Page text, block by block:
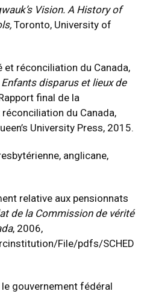
Vision. A History of
, Toronto, University of
réconciliation du Canada,
disparus et lieux de
final de la
du Canada,
University Press, 2015.
anglicane,
relative aux pensionnats
de la Commission de vérité
, 2006,
File/pdfs/SCHED
gouvernement fédéral